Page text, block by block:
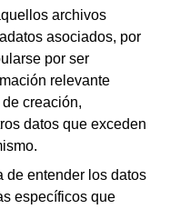
archivos
asociados, por
por ser
relevante
creación,
datos que exceden
de entender los datos
específicos que